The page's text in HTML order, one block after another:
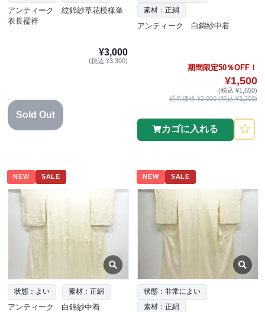
アンティーク 紋錦紗草花模様単
衣長襦袢
¥3,000
(税込 ¥3,300)
Sold Out
素材：正絹
アンティーク 白錦紗中着
期間限定50％OFF！
¥1,500
(税込 ¥1,650)
通常価格 ¥3,000 (税込 ¥3,300)
カゴに入れる
NEW SALE
状態：よい 素材：正絹
アンティーク 白錦紗中着
NEW SALE
状態：非常によい
素材：正絹